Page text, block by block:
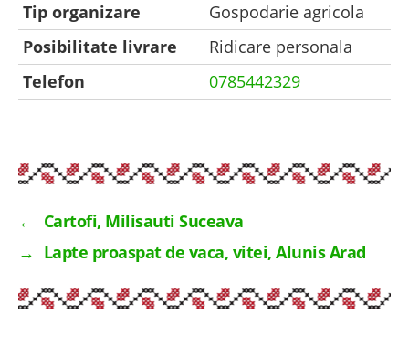
Tip organizare
Gospodarie agricola
Posibilitate livrare
Ridicare personala
Telefon
0785442329
← Cartofi, Milisauti Suceava
→ Lapte proaspat de vaca, vitei, Alunis Arad